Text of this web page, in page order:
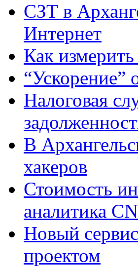
СЗТ в
Интернет
Как
“Ускорение”
Налоговая
В
хакеров
Стоимость
аналитика
Новый
проектом